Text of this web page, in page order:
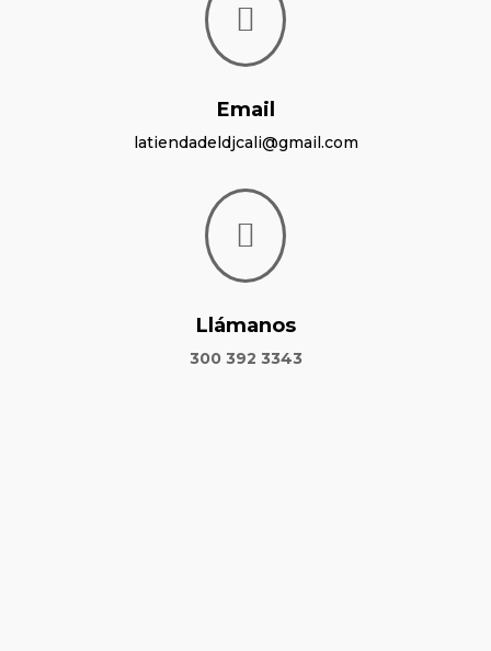

Email
latiendadeldjcali@gmail.com

Llámanos
300 392 3343